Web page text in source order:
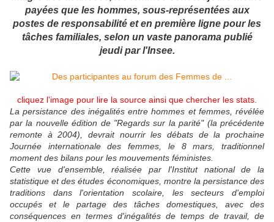
payées que les hommes, sous-représentées aux
postes de responsabilité et en première ligne pour les
tâches familiales, selon un vaste panorama publié
jeudi par l'Insee.
cliquez l'image pour lire la source ainsi que chercher les stats.
La persistance des inégalités entre hommes et femmes, révélée
par la nouvelle édition de "Regards sur la parité" (la précédente
remonte à 2004), devrait nourrir les débats de la prochaine
Journée internationale des femmes, le 8 mars, traditionnel
moment des bilans pour les mouvements féministes.
Cette vue d'ensemble, réalisée par l'Institut national de la
statistique et des études économiques, montre la persistance des
traditions dans l'orientation scolaire, les secteurs d'emploi
occupés et le partage des tâches domestiques, avec des
conséquences en termes d'inégalités de temps de travail, de